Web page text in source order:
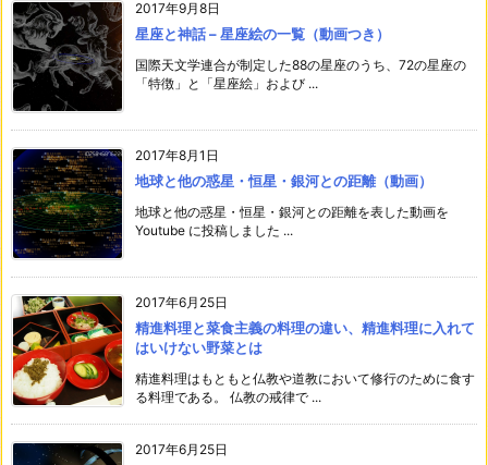
2017年9月8日
星座と神話 – 星座絵の一覧（動画つき）
国際天文学連合が制定した88の星座のうち、72の星座の
「特徴」と「星座絵」および ...
2017年8月1日
地球と他の惑星・恒星・銀河との距離（動画）
地球と他の惑星・恒星・銀河との距離を表した動画を
Youtube に投稿しました ...
2017年6月25日
精進料理と菜食主義の料理の違い、精進料理に入れて
はいけない野菜とは
精進料理はもともと仏教や道教において修行のために食す
る料理である。 仏教の戒律で ...
2017年6月25日